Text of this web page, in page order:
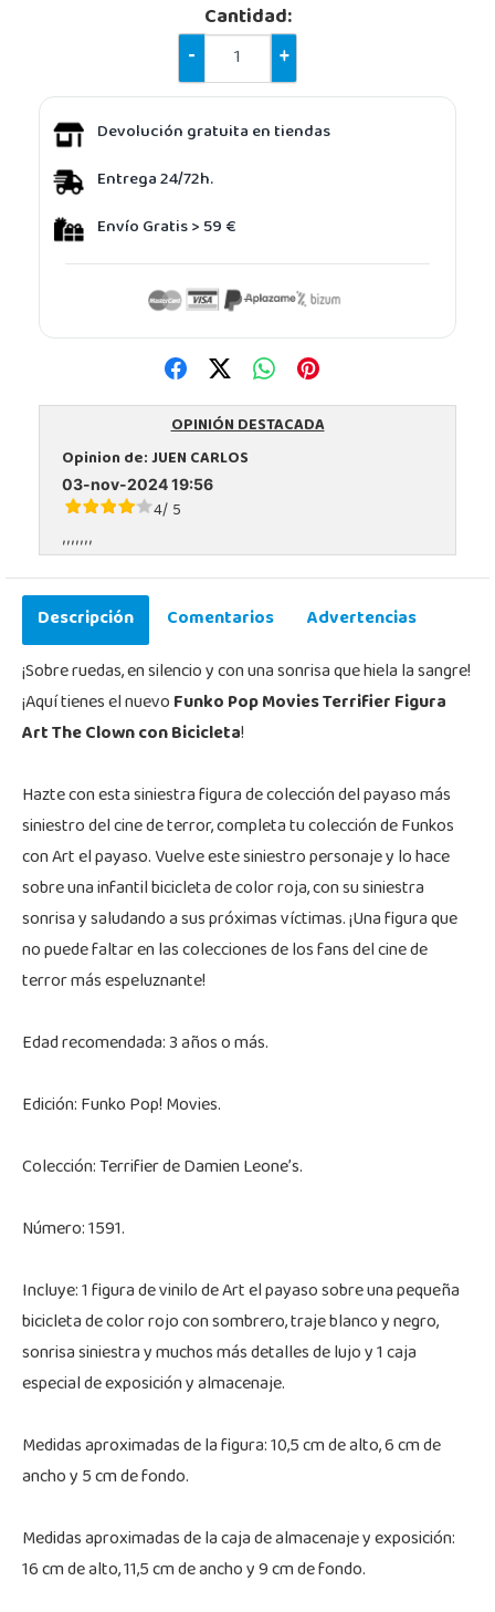
Cantidad:
-
+
Devolución gratuita en tiendas
Entrega 24/72h.
Envío Gratis > 59 €
OPINIÓN DESTACADA
Opinion de:JUEN CARLOS
03-nov-2024 19:56
4/ 5
,,,,,,,
Descripción Comentarios
Advertencias
¡Sobre ruedas, en silencio y con una sonrisa que hiela la sangre!
¡Aquí tienes el nuevoFunko Pop Movies Terrifier Figura
Art The Clown con Bicicleta!
Hazte con esta siniestra figura de colección del payaso más
siniestro del cine de terror, completa tu colección de Funkos
con Art el payaso. Vuelve este siniestro personaje y lo hace
sobre una infantil bicicleta de color roja, con su siniestra
sonrisa y saludando a sus próximas víctimas. ¡Una figura que
no puede faltar en las colecciones de los fans del cine de
terror más espeluznante!
Edad recomendada: 3 años o más.
Edición: Funko Pop! Movies.
Colección: Terrifier de Damien Leone’s.
Número: 1591.
Incluye: 1 figura de vinilo de Art el payaso sobre una pequeña
bicicleta de color rojo con sombrero, traje blanco y negro,
sonrisa siniestra y muchos más detalles de lujo y 1 caja
especial de exposición y almacenaje.
Medidas aproximadas de la figura: 10,5 cm de alto, 6 cm de
ancho y 5 cm de fondo.
Medidas aproximadas de la caja de almacenaje y exposición:
16 cm de alto, 11,5 cm de ancho y 9 cm de fondo.